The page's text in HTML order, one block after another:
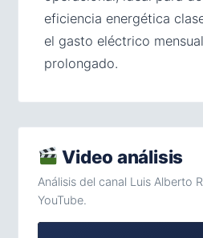
eficiencia energética
el gasto eléctrico
prolongado.
Video análisis
Análisis del canal Luis Alberto
YouTube.